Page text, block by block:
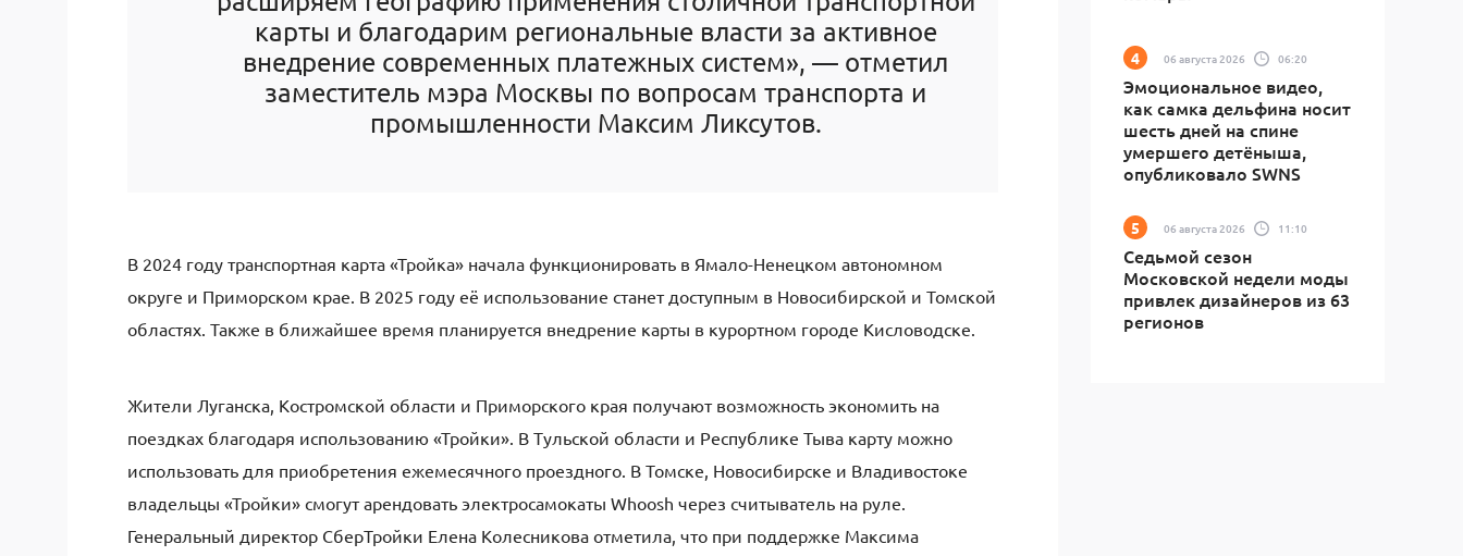
карты и благодарим региональные власти за активное
внедрение современных платежных систем», — отметил
заместитель мэра Москвы по вопросам транспорта и
промышленности Максим Ликсутов.
В 2024 году транспортная карта «Тройка» начала функционировать в Ямало-Ненецком автономном
округе и Приморском крае. В 2025 году её использование станет доступным в Новосибирской и Томской
областях. Также в ближайшее время планируется внедрение карты в курортном городе Кисловодске.
Жители Луганска, Костромской области и Приморского края получают возможность экономить на
поездках благодаря использованию «Тройки». В Тульской области и Республике Тыва карту можно
использовать для приобретения ежемесячного проездного. В Томске, Новосибирске и Владивостоке
владельцы «Тройки» смогут арендовать электросамокаты Whoosh через считыватель на руле.
Генеральный директор СберТройки Елена Колесникова отметила, что при поддержке Максима
06 августа 2026 06:20
Эмоциональное видео,
как самка дельфина носит
шесть дней на спине
умершего детёныша,
опубликовало SWNS
06 августа 2026 11:10
Седьмой сезон
Московской недели моды
привлек дизайнеров из 63
регионов